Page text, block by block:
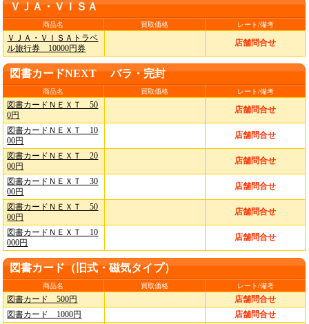
ＶＪＡ・ＶＩＳＡ
商品名 買取価格 レート/備考
ＶＪＡ・ＶＩＳＡトラベ
ル旅行券 10000円券
店舗問合せ
図書カードNEXT バラ・完封
商品名 買取価格 レート/備考
図書カードＮＥＸＴ 50
0円
店舗問合せ
図書カードＮＥＸＴ 10
00円
店舗問合せ
図書カードＮＥＸＴ 20
00円
店舗問合せ
図書カードＮＥＸＴ 30
00円
店舗問合せ
図書カードＮＥＸＴ 50
00円
店舗問合せ
図書カードＮＥＸＴ 10
000円
店舗問合せ
図書カード（旧式・磁気タイプ）
商品名 買取価格 レート/備考
図書カード 500円
店舗問合せ
図書カード 1000円
店舗問合せ